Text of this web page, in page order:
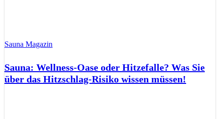
Sauna Magazin
Sauna: Wellness-Oase oder Hitzefalle? Was Sie
über das Hitzschlag-Risiko wissen müssen!